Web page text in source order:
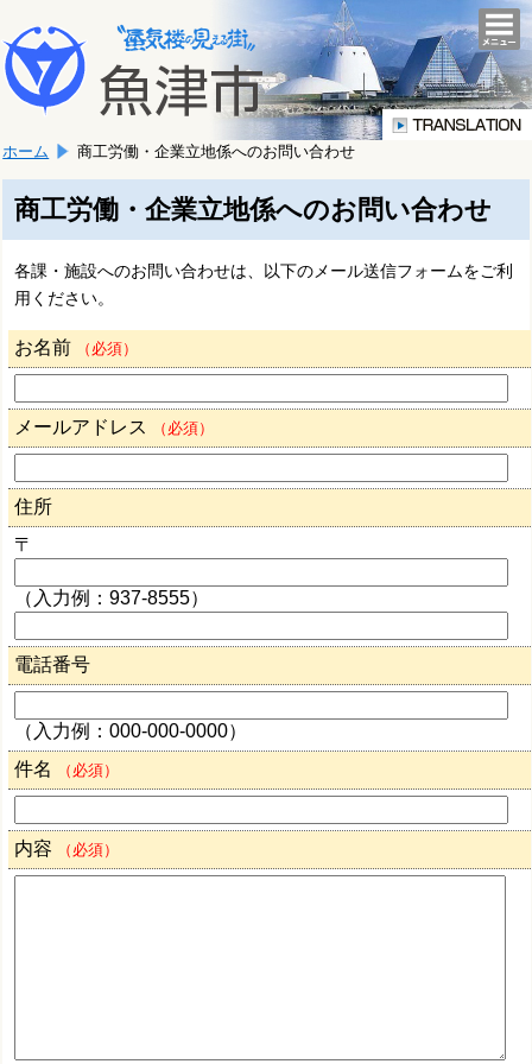
文
へ
移
ま
す。
こ
か
文
で
す。
ホーム 商工労働・企業立地係へのお問い合わせ
商工労働・企業立地係へのお問い合わせ
各課・施設へのお問い合わせは、以下のメール送信フォームをご利
用ください。
お名前 （必須）
メールアドレス （必須）
住所
〒
（入力例：937-8555）
電話番号
（入力例：000-000-0000）
件名
（必須）
内容 （必須）